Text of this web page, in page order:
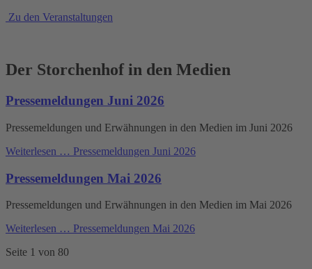
Zu den Veranstaltungen
Der Storchenhof in den Medien
Pressemeldungen Juni 2026
Pressemeldungen und Erwähnungen in den Medien im Juni 2026
Weiterlesen … Pressemeldungen Juni 2026
Pressemeldungen Mai 2026
Pressemeldungen und Erwähnungen in den Medien im Mai 2026
Weiterlesen … Pressemeldungen Mai 2026
Seite 1 von 80